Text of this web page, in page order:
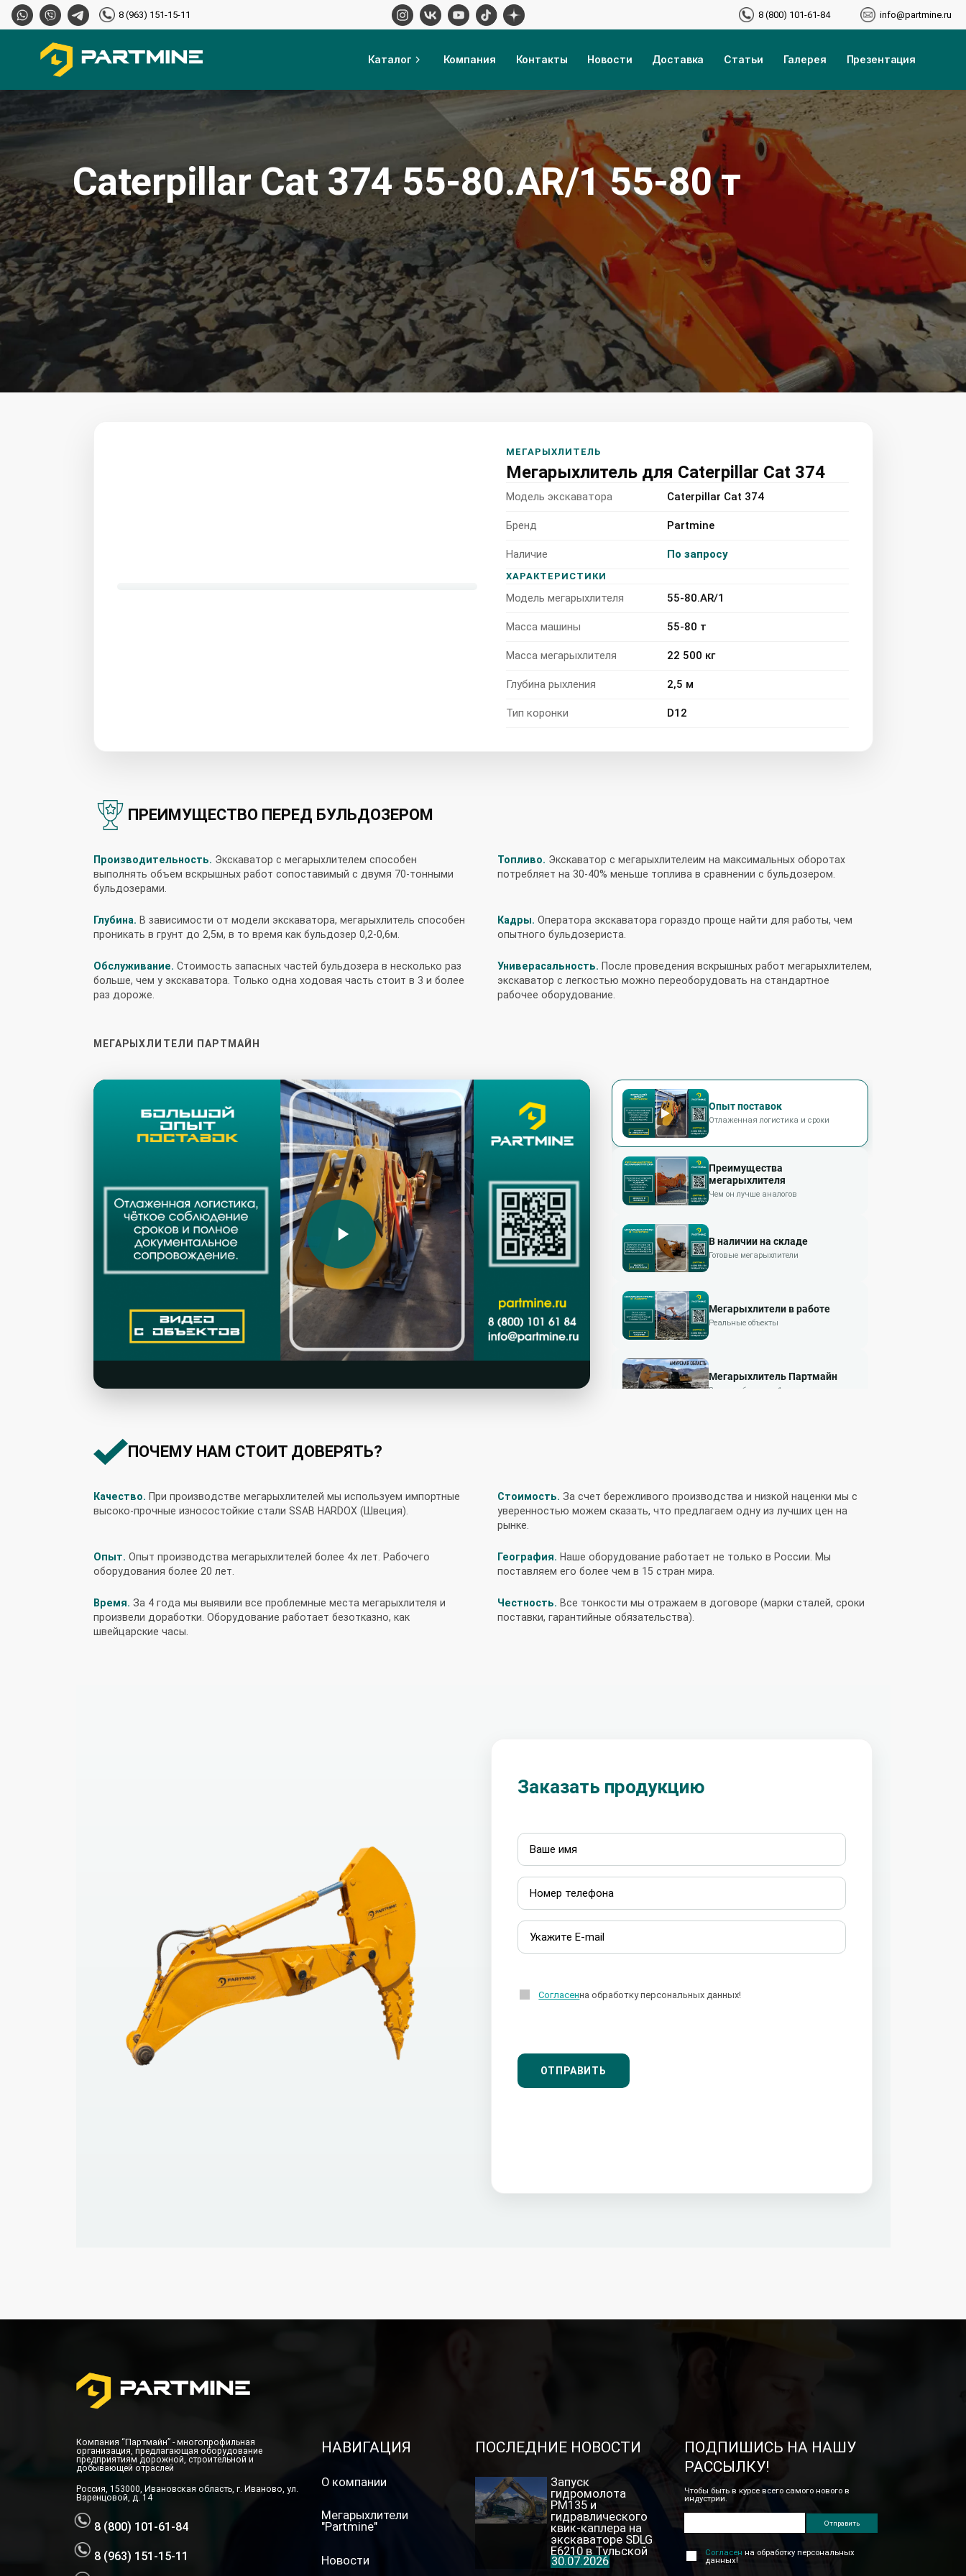
8 (963) 151-15-11 8 (800) 101-61-84 info@partmine.ru
Каталог Компания Контакты Новости Доставка Статьи Галерея Презентация
Caterpillar Cat 374 55-80.AR/1 55-80 т
МЕГАРЫХЛИТЕЛЬ
Мегарыхлитель для Caterpillar Cat 374
Модель экскаватора Caterpillar Cat 374
Бренд Partmine
Наличие По запросу
ХАРАКТЕРИСТИКИ
Модель мегарыхлителя 55-80.AR/1
Масса машины 55-80 т
Масса мегарыхлителя 22 500 кг
Глубина рыхления 2,5 м
Тип коронки D12
ПРЕИМУЩЕСТВО ПЕРЕД БУЛЬДОЗЕРОМ
Производительность. Экскаватор с мегарыхлителем способен
выполнять объем вскрышных работ сопоставимый с двумя 70-тонными
бульдозерами.
Топливо. Экскаватор с мегарыхлителеим на максимальных оборотах
потребляет на 30-40% меньше топлива в сравнении с бульдозером.
Глубина. В зависимости от модели экскаватора, мегарыхлитель способен
проникать в грунт до 2,5м, в то время как бульдозер 0,2-0,6м.
Кадры. Оператора экскаватора гораздо проще найти для работы, чем
опытного бульдозериста.
Обслуживание. Стоимость запасных частей бульдозера в несколько раз
больше, чем у экскаватора. Только одна ходовая часть стоит в 3 и более
раз дороже.
Универасальность. После проведения вскрышных работ мегарыхлителем,
экскаватор с легкостью можно переоборудовать на стандартное
рабочее оборудование.
МЕГАРЫХЛИТЕЛИ ПАРТМАЙН
Опыт поставок
Отлаженная логистика и сроки
Преимущества
мегарыхлителя
Чем он лучше аналогов
В наличии на складе
Готовые мегарыхлители
Мегарыхлители в работе
Реальные объекты
Мегарыхлитель Партмайн
Видео с объекта — 1
Мегарыхлитель Партмайн
ПОЧЕМУ НАМ СТОИТ ДОВЕРЯТЬ?
Качество. При производстве мегарыхлителей мы используем импортные
высоко-прочные износостойкие стали SSAB HARDOX (Швеция).
Стоимость. За счет бережливого производства и низкой наценки мы с
уверенностью можем сказать, что предлагаем одну из лучших цен на
рынке.
Опыт. Опыт производства мегарыхлителей более 4х лет. Рабочего
оборудования более 20 лет.
География. Наше оборудование работает не только в России. Мы
поставляем его более чем в 15 стран мира.
Время. За 4 года мы выявили все проблемные места мегарыхлителя и
произвели доработки. Оборудование работает безотказно, как
швейцарские часы.
Честность. Все тонкости мы отражаем в договоре (марки сталей, сроки
поставки, гарантийные обязательства).
Заказать продукцию
Согласенна обработку персональных данных!
ОТПРАВИТЬ
Компания “Партмайн” - многопрофильная
организация, предлагающая оборудование
предприятиям дорожной, строительной и
добывающей отраслей
Россия, 153000, Ивановская область, г. Иваново, ул.
Варенцовой, д. 14
8 (800) 101-61-84
8 (963) 151-15-11
НАВИГАЦИЯ
О компании
Мегарыхлители
"Partmine"
Новости
ПОСЛЕДНИЕ НОВОСТИ
Запуск
гидромолота
PM135 и
гидравлического
квик-каплера на
экскаваторе SDLG
E6210 в Тульской
области
30.07.2026
ПОДПИШИСЬ НА НАШУ
РАССЫЛКУ!
Чтобы быть в курсе всего самого нового в
индустрии.
Согласен на обработку персональных
данных!